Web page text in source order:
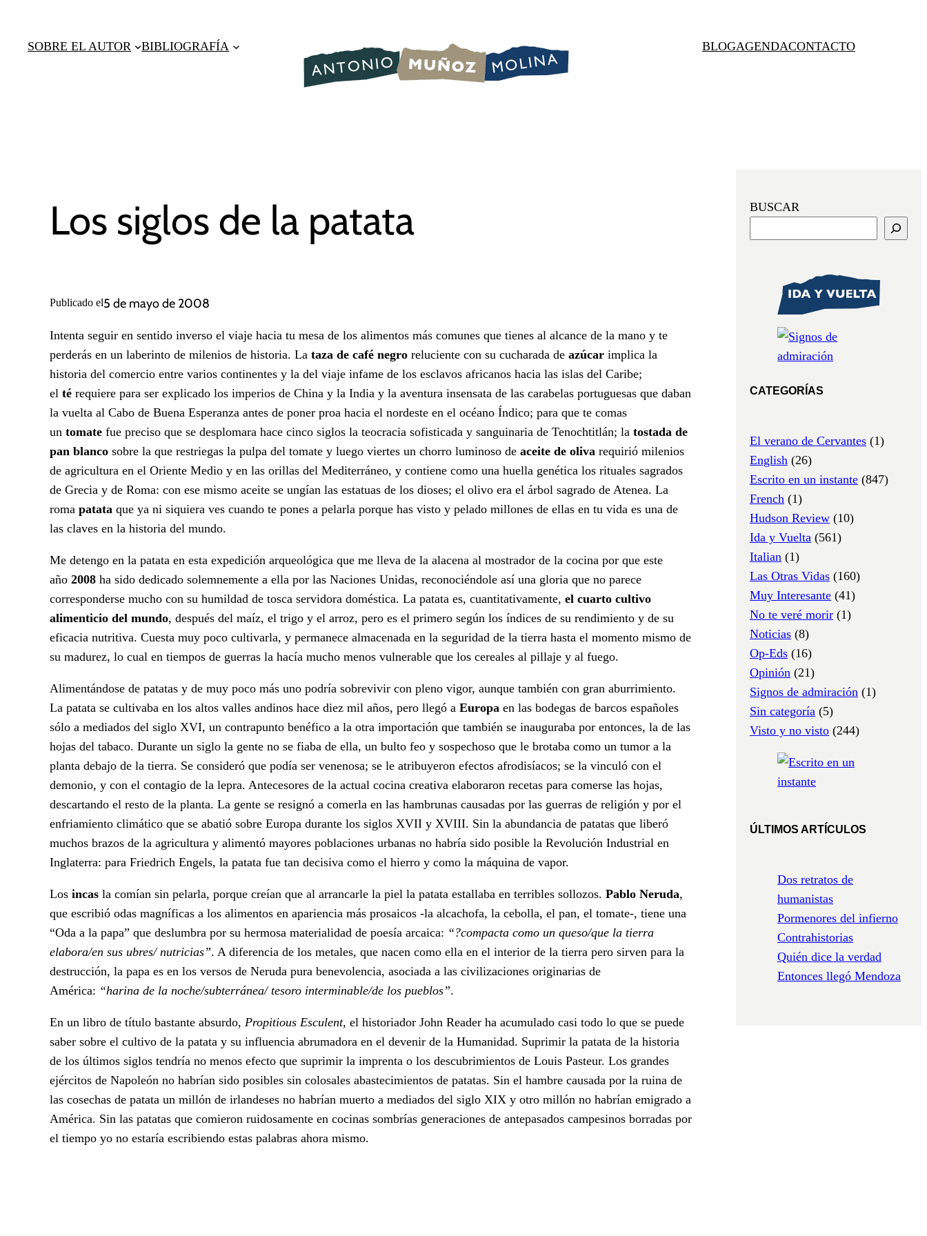
contenido
SOBRE EL AUTOR BIBLIOGRAFÍA BLOGAGENDACONTACTO
Los siglos de la patata
Publicado el5 de mayo de 2008
Intenta seguir en sentido inverso el viaje hacia tu mesa de los alimentos más comunes que tienes al alcance de la mano y te
perderás en un laberinto de milenios de historia. La taza de café negro reluciente con su cucharada de azúcar implica la
historia del comercio entre varios continentes y la del viaje infame de los esclavos africanos hacia las islas del Caribe;
el té requiere para ser explicado los imperios de China y la India y la aventura insensata de las carabelas portuguesas que daban
la vuelta al Cabo de Buena Esperanza antes de poner proa hacia el nordeste en el océano Índico; para que te comas
un tomate fue preciso que se desplomara hace cinco siglos la teocracia sofisticada y sanguinaria de Tenochtitlán; la tostada de
pan blanco sobre la que restriegas la pulpa del tomate y luego viertes un chorro luminoso de aceite de oliva requirió milenios
de agricultura en el Oriente Medio y en las orillas del Mediterráneo, y contiene como una huella genética los rituales sagrados
de Grecia y de Roma: con ese mismo aceite se ungían las estatuas de los dioses; el olivo era el árbol sagrado de Atenea. La
roma patata que ya ni siquiera ves cuando te pones a pelarla porque has visto y pelado millones de ellas en tu vida es una de
las claves en la historia del mundo.
Me detengo en la patata en esta expedición arqueológica que me lleva de la alacena al mostrador de la cocina por que este
año 2008 ha sido dedicado solemnemente a ella por las Naciones Unidas, reconociéndole así una gloria que no parece
corresponderse mucho con su humildad de tosca servidora doméstica. La patata es, cuantitativamente, el cuarto cultivo
alimenticio del mundo, después del maíz, el trigo y el arroz, pero es el primero según los índices de su rendimiento y de su
eficacia nutritiva. Cuesta muy poco cultivarla, y permanece almacenada en la seguridad de la tierra hasta el momento mismo de
su madurez, lo cual en tiempos de guerras la hacía mucho menos vulnerable que los cereales al pillaje y al fuego.
Alimentándose de patatas y de muy poco más uno podría sobrevivir con pleno vigor, aunque también con gran aburrimiento.
La patata se cultivaba en los altos valles andinos hace diez mil años, pero llegó a Europa en las bodegas de barcos españoles
sólo a mediados del siglo XVI, un contrapunto benéfico a la otra importación que también se inauguraba por entonces, la de las
hojas del tabaco. Durante un siglo la gente no se fiaba de ella, un bulto feo y sospechoso que le brotaba como un tumor a la
planta debajo de la tierra. Se consideró que podía ser venenosa; se le atribuyeron efectos afrodisíacos; se la vinculó con el
demonio, y con el contagio de la lepra. Antecesores de la actual cocina creativa elaboraron recetas para comerse las hojas,
descartando el resto de la planta. La gente se resignó a comerla en las hambrunas causadas por las guerras de religión y por el
enfriamiento climático que se abatió sobre Europa durante los siglos XVII y XVIII. Sin la abundancia de patatas que liberó
muchos brazos de la agricultura y alimentó mayores poblaciones urbanas no habría sido posible la Revolución Industrial en
Inglaterra: para Friedrich Engels, la patata fue tan decisiva como el hierro y como la máquina de vapor.
Los incas la comían sin pelarla, porque creían que al arrancarle la piel la patata estallaba en terribles sollozos. Pablo Neruda,
que escribió odas magníficas a los alimentos en apariencia más prosaicos -la alcachofa, la cebolla, el pan, el tomate-, tiene una
“Oda a la papa” que deslumbra por su hermosa materialidad de poesía arcaica: “?compacta como un queso/que la tierra
elabora/en sus ubres/ nutricias”. A diferencia de los metales, que nacen como ella en el interior de la tierra pero sirven para la
destrucción, la papa es en los versos de Neruda pura benevolencia, asociada a las civilizaciones originarias de
América: “harina de la noche/subterránea/ tesoro interminable/de los pueblos”.
En un libro de título bastante absurdo, Propitious Esculent, el historiador John Reader ha acumulado casi todo lo que se puede
saber sobre el cultivo de la patata y su influencia abrumadora en el devenir de la Humanidad. Suprimir la patata de la historia
de los últimos siglos tendría no menos efecto que suprimir la imprenta o los descubrimientos de Louis Pasteur. Los grandes
ejércitos de Napoleón no habrían sido posibles sin colosales abastecimientos de patatas. Sin el hambre causada por la ruina de
las cosechas de patata un millón de irlandeses no habrían muerto a mediados del siglo XIX y otro millón no habrían emigrado a
América. Sin las patatas que comieron ruidosamente en cocinas sombrías generaciones de antepasados campesinos borradas por
el tiempo yo no estaría escribiendo estas palabras ahora mismo.
BUSCAR
CATEGORÍAS
El verano de Cervantes (1)
English (26)
Escrito en un instante (847)
French (1)
Hudson Review (10)
Ida y Vuelta (561)
Italian (1)
Las Otras Vidas (160)
Muy Interesante (41)
No te veré morir (1)
Noticias (8)
Op-Eds (16)
Opinión (21)
Signos de admiración (1)
Sin categoría (5)
Visto y no visto (244)
ÚLTIMOS ARTÍCULOS
Dos retratos de
humanistas
Pormenores del infierno
Contrahistorias
Quién dice la verdad
Entonces llegó Mendoza